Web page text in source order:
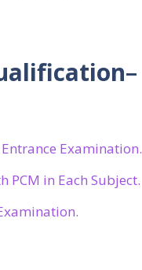
–
Examination.
PCM in Each Subject.